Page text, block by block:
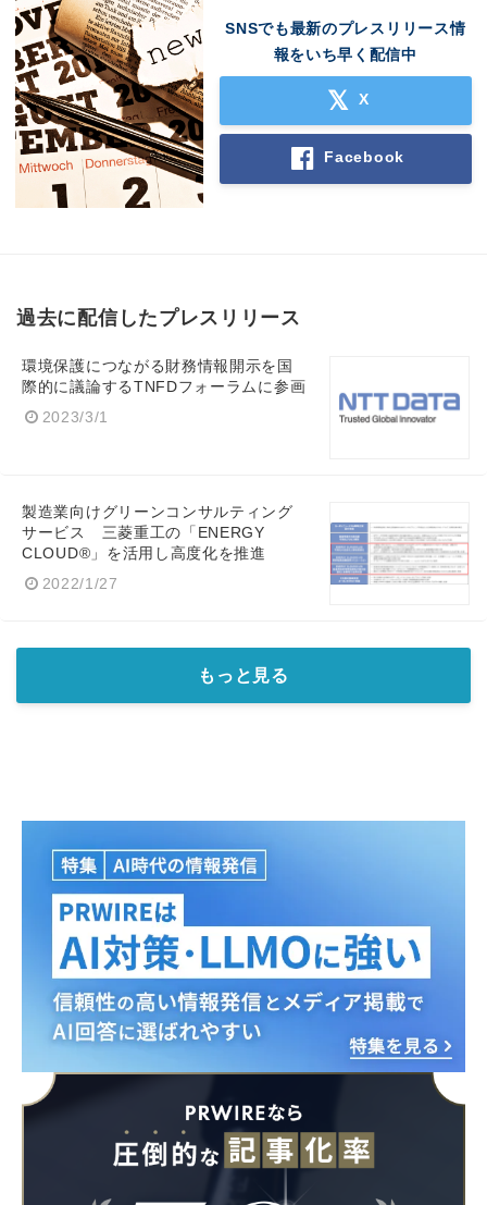
SNSでも最新のプレスリリース情
報をいち早く配信中
X
Facebook
過去に配信したプレスリリース
環境保護につながる財務情報開示を国
際的に議論するTNFDフォーラムに参画
2023/3/1
製造業向けグリーンコンサルティング
サービス 三菱重工の「ENERGY
CLOUD®」を活用し高度化を推進
2022/1/27
もっと見る
English